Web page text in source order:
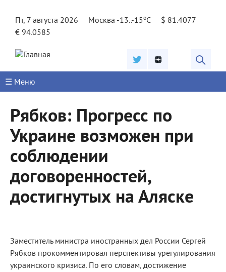
Пт, 7 августа 2026
Москва -13..-15oC
$ 81.4077
€ 94.0585
☰ Меню
Рябков: Прогресс по
Украине возможен при
соблюдении
договоренностей,
достигнутых на Аляске
Заместитель министра иностранных дел России Сергей
Рябков прокомментировал перспективы урегулирования
украинского кризиса. По его словам, достижение